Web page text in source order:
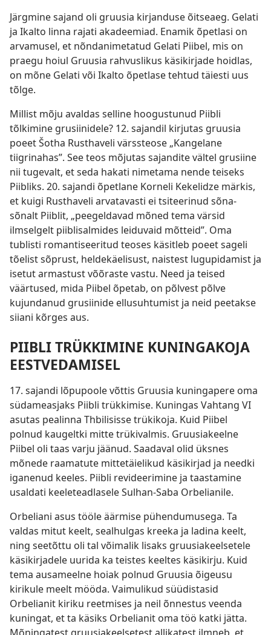
Järgmine sajand oli gruusia kirjanduse õitseaeg. Gelati
ja Ikalto linna rajati akadeemiad. Enamik õpetlasi on
arvamusel, et nõndanimetatud Gelati Piibel, mis on
praegu hoiul Gruusia rahvuslikus käsikirjade hoidlas,
on mõne Gelati või Ikalto õpetlase tehtud täiesti uus
tõlge.
Millist mõju avaldas selline hoogustunud Piibli
tõlkimine grusiinidele? 12. sajandil kirjutas gruusia
poeet Šotha Rusthaveli värssteose „Kangelane
tiigrinahas”. See teos mõjutas sajandite vältel grusiine
nii tugevalt, et seda hakati nimetama nende teiseks
Piibliks. 20. sajandi õpetlane Korneli Kekelidze märkis,
et kuigi Rusthaveli arvatavasti ei tsiteerinud sõna-
sõnalt Piiblit, „peegeldavad mõned tema värsid
ilmselgelt piiblisalmides leiduvaid mõtteid”. Oma
tublisti romantiseeritud teoses käsitleb poeet sageli
tõelist sõprust, heldekäelisust, naistest lugupidamist ja
isetut armastust võõraste vastu. Need ja teised
väärtused, mida Piibel õpetab, on põlvest põlve
kujundanud grusiinide ellusuhtumist ja neid peetakse
siiani kõrges aus.
PIIBLI TRÜKKIMINE KUNINGAKOJA
EESTVEDAMISEL
17. sajandi lõpupoole võttis Gruusia kuningapere oma
südameasjaks Piibli trükkimise. Kuningas Vahtang VI
asutas pealinna Thbilisisse trükikoja. Kuid Piibel
polnud kaugeltki mitte trükivalmis. Gruusiakeelne
Piibel oli taas varju jäänud. Saadaval olid üksnes
mõnede raamatute mittetäielikud käsikirjad ja needki
iganenud keeles. Piibli revideerimine ja taastamine
usaldati keeleteadlasele Sulhan-Saba Orbelianile.
Orbeliani asus tööle äärmise pühendumusega. Ta
valdas mitut keelt, sealhulgas kreeka ja ladina keelt,
ning seetõttu oli tal võimalik lisaks gruusiakeelsetele
käsikirjadele uurida ka teistes keeltes käsikirju. Kuid
tema ausameelne hoiak polnud Gruusia õigeusu
kirikule meelt mööda. Vaimulikud süüdistasid
Orbelianit kiriku reetmises ja neil õnnestus veenda
kuningat, et ta käsiks Orbelianit oma töö katki jätta.